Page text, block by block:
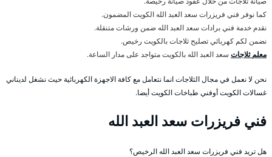
كما نوفر فني فريزرات سعد العبد الله الكويت المضمون.
نقدم خدمة فني برادات سعد العبد الله ضمن ورشات متنقلة.
نضمن لكم كهربائي تصليح ثلاجات بالكويت رخيص.
معلم ثلاجات سعد العبد الله بالكويت متواجد على مدار الساعة.
نحن لا نعمل في مجال الثلاجات انما نتعامل مع كافة الاجهزة الكهربائية حيث نشغل لديناني
غسالات الكويت أوفني طباخات الكويت أيضا.
فني فريزرات سعد العبد الله
هل تريد فني فريزرات سعد العبد الله الرخيص؟